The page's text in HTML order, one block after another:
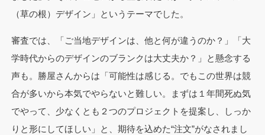
（草の根）デザイン」というテーマでした。
審査では、「ご当地デザインは、他と何が違うのか？」「大
学時代からのデザインのブランクは大丈夫か？」と懸念する
声も。勝屋さんからは「可能性は感じる。でもこの世界は競
合が多いから本気でやらないと難しい。まずは１年間死ぬ気
でやって、少なくとも２つのプロジェクトを提案し、しっか
りと形にしてほしい」と、期待を込めた“注文”がなされまし